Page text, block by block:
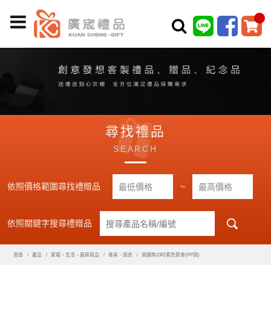
尋找禮品
SEARCH
依照價格範圍尋找禮贈品 ~
依照關鍵字搜尋禮贈品
首頁 產品 家電、生活、廚房用品 傘具、雨衣 英國熊23吋素色質傘(PP袋)